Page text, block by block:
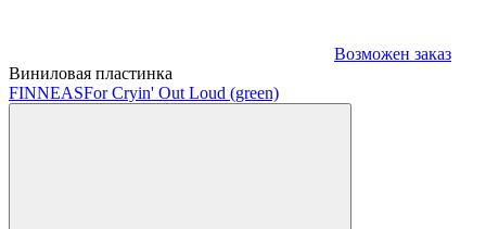
Возможен заказ
Виниловая пластинка
FINNEASFor Cryin' Out Loud (green)